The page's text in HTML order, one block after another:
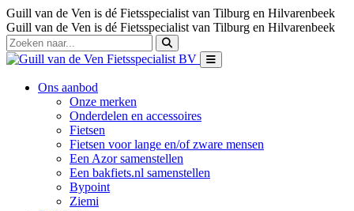
Guill van de Ven is dé Fietsspecialist van Tilburg en Hilvarenbeek
Guill van de Ven is dé Fietsspecialist van Tilburg en Hilvarenbeek
Ons aanbod
Onze merken
Onderdelen en accessoires
Fietsen
Fietsen voor lange en/of zware mensen
Een Azor samenstellen
Een bakfiets.nl samenstellen
Bypoint
Ziemi